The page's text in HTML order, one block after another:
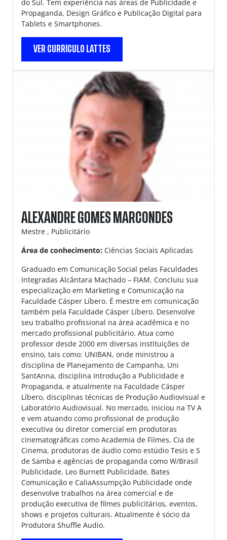
do Sul. Tem experiência nas áreas de Publicidade e
Propaganda, Design Gráfico e Publicação Digital para
Tablets e Smartphones.
VER CURRÍCULO LATTES
ALEXANDRE GOMES MARCONDES
Mestre , Publicitário
Área de conhecimento: Ciências Sociais Aplicadas
Graduado em Comunicação Social pelas Faculdades
Integradas Alcântara Machado – FIAM. Concluiu sua
especialização em Marketing e Comunicação na
Faculdade Cásper Líbero. É mestre em comunicação
também pela Faculdade Cásper Líbero. Desenvolve
seu trabalho profissional na área acadêmica e no
mercado profissional publicitário. Atua como
professor desde 2000 em diversas instituições de
ensino, tais como: UNIBAN, onde ministrou a
disciplina de Planejamento de Campanha, Uni
SantAnna, disciplina Introdução a Publicidade e
Propaganda, e atualmente na Faculdade Cásper
Líbero, disciplinas técnicas de Produção Audiovisual e
Laboratório Audiovisual. No mercado, iniciou na TV A
e vem atuando como profissional de produção
executiva ou diretor comercial em produtoras
cinematográficas como Academia de Filmes, Cia de
Cinema, produtoras de áudio como estúdio Tesis e S
de Samba e agências de propaganda como W/Brasil
Publicidade, Leo Burnett Publicidade, Bates
Comunicação e CaliaAssumpção Publicidade onde
desenvolve trabalhos na área comercial e de
produção executiva de filmes publicitários, eventos,
shows e projetos culturais. Atualmente é sócio da
Produtora Shuffle Audio.